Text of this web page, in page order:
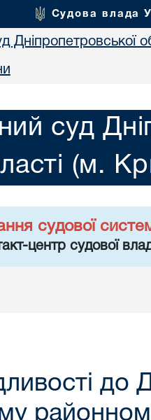
Судова влада
Дніпропетровської
суд
(м.
судової
центр судової
до